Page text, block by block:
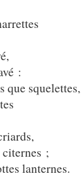
:
que squelettes,
citernes ;
lanternes.